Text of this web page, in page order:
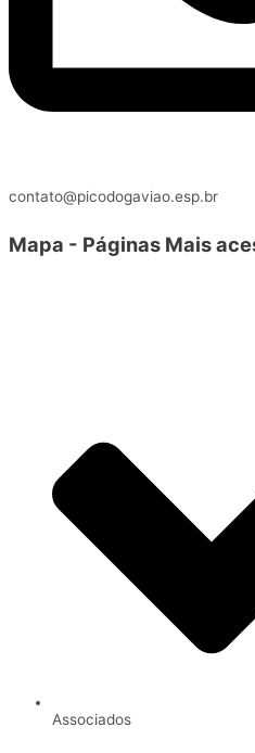
contato@picodogaviao.esp.br
Mapa - Páginas Mais
Associados